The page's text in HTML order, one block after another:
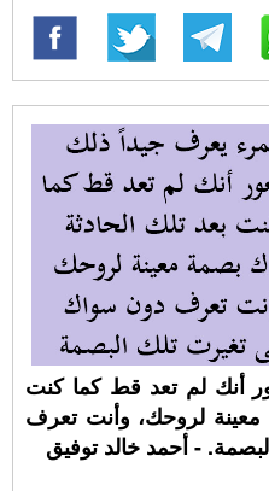
أنك لم تعد قط كما كنت
معينة لروحك، وأنت تعرف
- أحمد خالد توفيق